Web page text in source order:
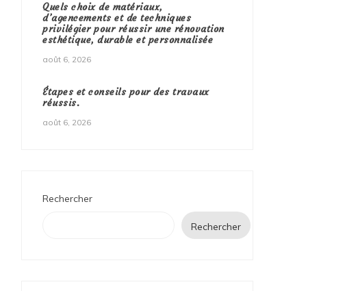
Quels choix de matériaux,
d’agencements et de techniques
privilégier pour réussir une rénovation
esthétique, durable et personnalisée
août 6, 2026
Étapes et conseils pour des travaux
réussis.
août 6, 2026
Rechercher
Rechercher